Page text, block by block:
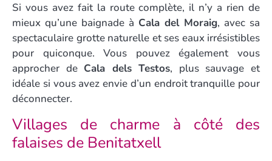
Si vous avez fait la route complète, il n’y a rien de
mieux qu’une baignade à Cala del Moraig, avec sa
spectaculaire grotte naturelle et ses eaux irrésistibles
pour quiconque. Vous pouvez également vous
approcher de Cala dels Testos, plus sauvage et
idéale si vous avez envie d’un endroit tranquille pour
déconnecter.
Villages de charme à côté des
falaises de Benitatxell